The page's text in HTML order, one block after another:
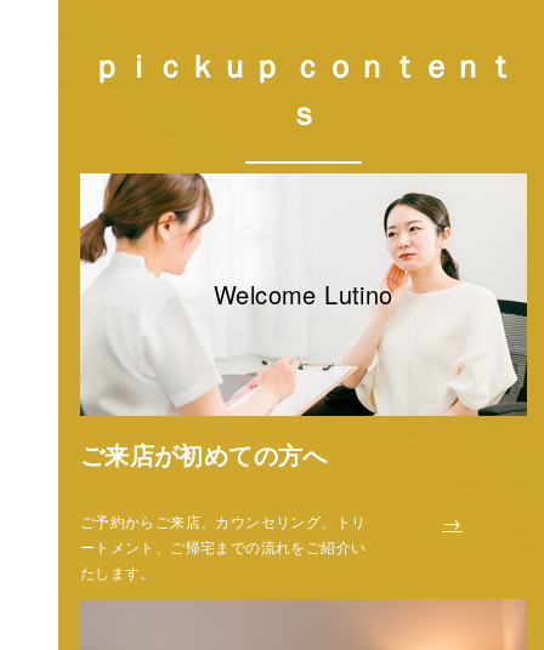
ｐｉｃｋｕｐ ｃｏｎｔｅｎｔ
ｓ
Welcome Lutino
ご来店が初めての方へ
ご予約からご来店、カウンセリング、トリ
ートメント、ご帰宅までの流れをご紹介い
たします。
→